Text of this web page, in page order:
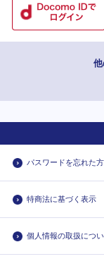
パスワードを忘れた
特商法に基づく表示
個人情報の取扱につ